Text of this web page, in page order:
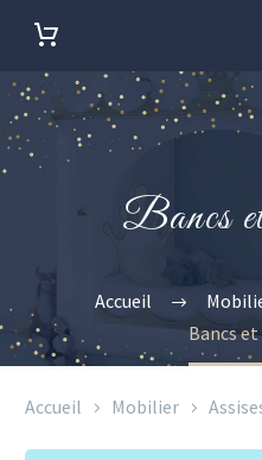
Bancs
Accueil
Bancs
Accueil Mobilier